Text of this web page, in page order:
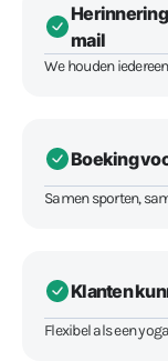
mail
We houden
Boeking
Samen sporten,
Klanten
Flexibel als een